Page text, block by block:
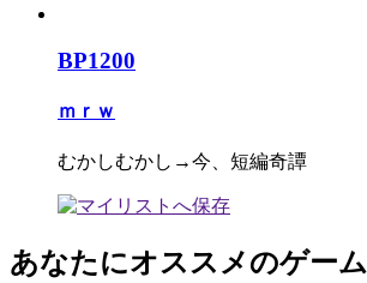
BP1200
ｍｒｗ
むかしむかし→今、短編奇譚
あなたにオススメのゲーム